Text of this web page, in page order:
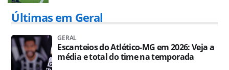
Últimas em Geral
GERAL
Escanteios do Atlético-MG em 2026: Veja a
média e total do time na temporada